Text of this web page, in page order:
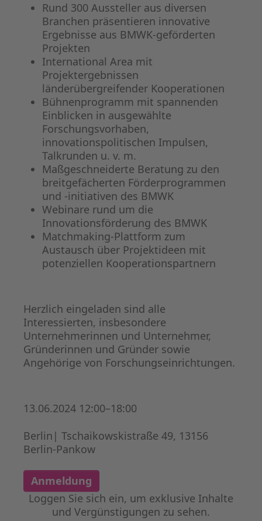
Rund 300 Aussteller aus diversen
Branchen präsentieren innovative
Ergebnisse aus BMWK-geförderten
Projekten
International Area mit
Projektergebnissen
länderübergreifender Kooperationen
Bühnenprogramm mit spannenden
Einblicken in ausgewählte
Forschungsvorhaben,
innovationspolitischen Impulsen,
Talkrunden u. v. m.
Maßgeschneiderte Beratung zu den
breitgefächerten Förderprogrammen
und -initiativen des BMWK
Webinare rund um die
Innovationsförderung des BMWK
Matchmaking-Plattform zum
Austausch über Projektideen mit
potenziellen Kooperationspartnern
Herzlich eingeladen sind alle
Interessierten, insbesondere
Unternehmerinnen und Unternehmer,
Gründerinnen und Gründer sowie
Angehörige von Forschungseinrichtungen.
13.06.2024 12:00–18:00
Berlin| Tschaikowskistraße 49, 13156
Berlin-Pankow
Anmeldung
Loggen Sie sich ein, um exklusive Inhalte
und Vergünstigungen zu sehen.